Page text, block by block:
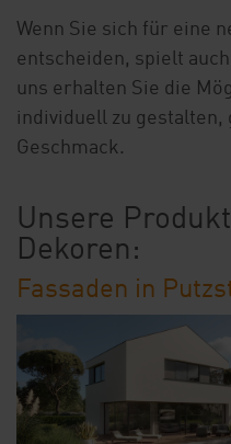
Wenn Sie sich für eine
entscheiden, spielt
uns erhalten Sie die
individuell zu gestalten,
Geschmack.
Unsere
Dekoren:
Fassaden in